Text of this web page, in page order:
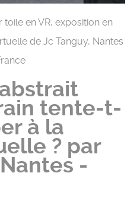
toile en VR, exposition en
de Jc Tanguy, Nantes
tente-t-
à la
? par
-